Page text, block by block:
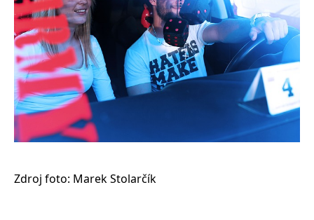
Zdroj foto: Marek Stolarčík